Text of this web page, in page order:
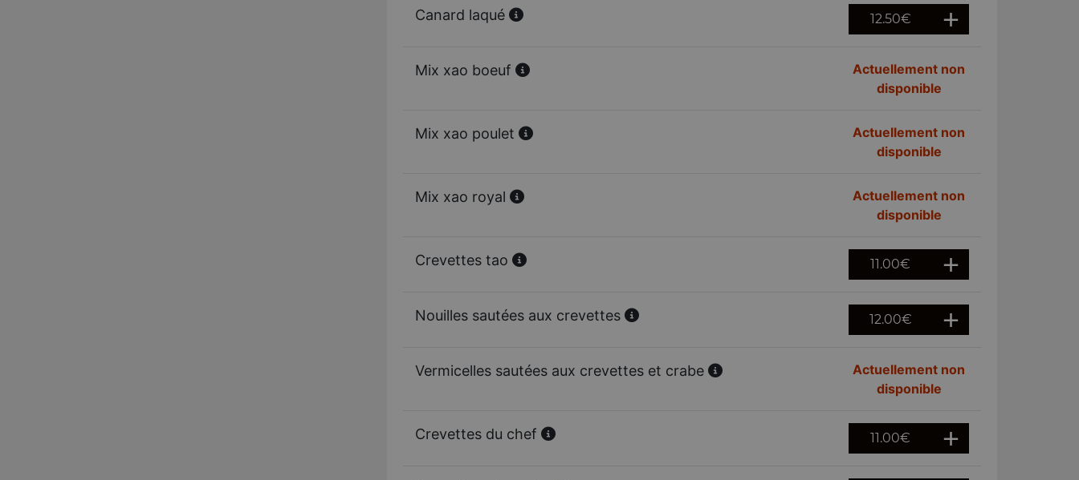
Canard laqué 12.50€
Mix xao boeuf
Actuellement non
disponible
Mix xao poulet
Actuellement non
disponible
Mix xao royal
Actuellement non
disponible
Crevettes tao 11.00€
Nouilles sautées aux crevettes 12.00€
Vermicelles sautées aux crevettes et crabe
Actuellement non
disponible
Crevettes du chef 11.00€